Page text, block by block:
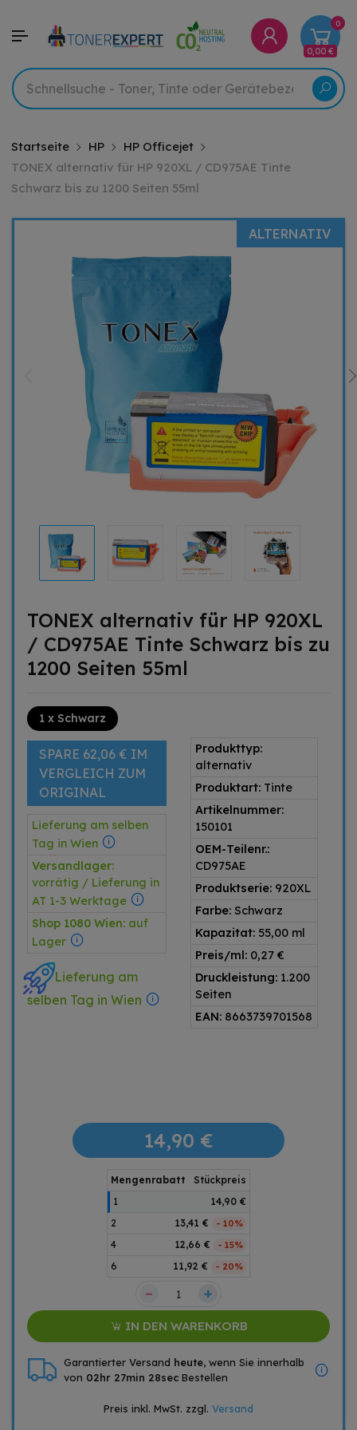
0
0,00 €
Startseite HP
HP Officejet
TONEX alternativ für HP 920XL / CD975AE Tinte
Schwarz bis zu 1200 Seiten 55ml
ALTERNATIV
TONEX alternativ für HP 920XL
/ CD975AE Tinte Schwarz bis zu
1200 Seiten 55ml
1 x Schwarz
SPARE 62,06 € IM
VERGLEICH ZUM
ORIGINAL
Lieferung am selben
Tag in Wien
Versandlager:
vorrätig / Lieferung in
AT 1-3 Werktage
Shop 1080 Wien: auf
Lager
Lieferung am
selben Tag in Wien
Produkttyp:
alternativ
Produktart: Tinte
Artikelnummer:
150101
OEM-Teilenr.:
CD975AE
Produktserie: 920XL
Farbe: Schwarz
Kapazitat: 55,00 ml
Preis/ml: 0,27 €
Druckleistung: 1.200
Seiten
EAN: 8663739701568
14,90 €
Mengenrabatt
Stückpreis
1
14,90 €
2
13,41 € - 10%
4 12,66 € - 15%
6 11,92 € - 20%
– +
IN DEN WARENKORB
Garantierter Versand heute, wenn Sie innerhalb
von 02hr 27min 27secBestellen
Preis inkl. MwSt. zzgl. Versand